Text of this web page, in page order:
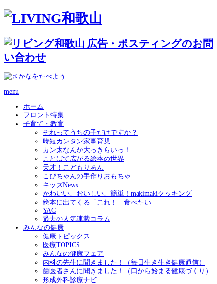
menu
ホーム
フロント特集
子育て・教育
それってうちの子だけですか？
時短カンタン家事育児
カン太なんか大っきらいっ！
ことばで広がる絵本の世界
天才！こどもりあん
こぴちゃんの手作りおもちゃ
キッズNews
かわいい、おいしい、簡単！makimakiクッキング
絵本に出てくる「これ！」食べたい
YAC
過去の人気連載コラム
みんなの健康
健康トピックス
医療TOPICS
みんなの健康フェア
内科の先生に聞きました！（毎日生き生き健康通信）
歯医者さんに聞きました！（口から始まる健康づくり）
形成外科診療ナビ